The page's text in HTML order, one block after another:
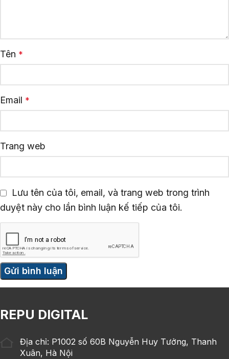
Tên *
Email *
Trang web
Lưu tên của tôi, email, và trang web trong trình
duyệt này cho lần bình luận kế tiếp của tôi.
REPU DIGITAL
Địa chỉ: P1002 số 60B Nguyễn Huy Tưởng, Thanh
Xuân, Hà Nội